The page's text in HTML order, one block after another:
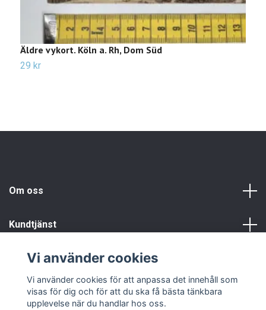
Äldre vykort. Köln a. Rh, Dom Süd
29 kr
Om oss
Kundtjänst
Vi använder cookies
Vi använder cookies för att anpassa det innehåll som
visas för dig och för att du ska få bästa tänkbara
upplevelse när du handlar hos oss.